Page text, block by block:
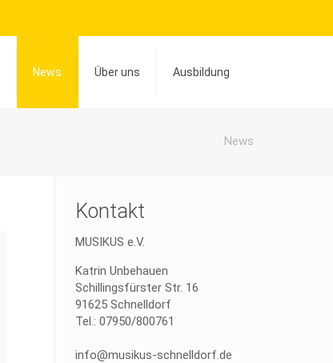
News Über uns Ausbildung
News
Kontakt
MUSIKUS e.V.
Katrin Unbehauen
Schillingsfürster Str. 16
91625 Schnelldorf
Tel.: 07950/800761
info@musikus-schnelldorf.de